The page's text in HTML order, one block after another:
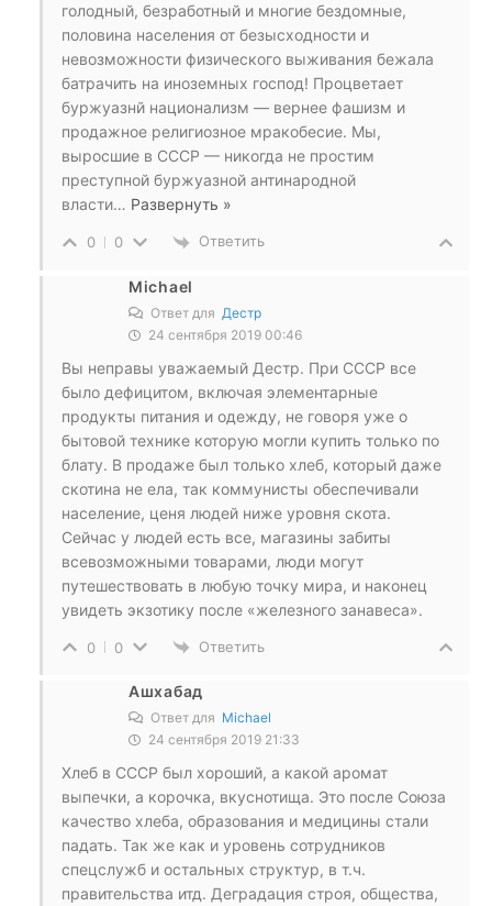
голодный, безработный и многие бездомные,
половина населения от безысходности и
невозможности физического выживания бежала
батрачить на иноземных господ! Процветает
буржуазнй национализм — вернее фашизм и
продажное религиозное мракобесие. Мы,
выросшие в СССР — никогда не простим
преступной буржуазной антинародной
власти… Развернуть »
0 0 Ответить
Michael
Ответ для Дестр
24 сентября 2019 00:46
Вы неправы уважаемый Дестр. При СССР все
было дефицитом, включая элементарные
продукты питания и одежду, не говоря уже о
бытовой технике которую могли купить только по
блату. В продаже был только хлеб, который даже
скотина не ела, так коммунисты обеспечивали
население, ценя людей ниже уровня скота.
Сейчас у людей есть все, магазины забиты
всевозможными товарами, люди могут
путешествовать в любую точку мира, и наконец
увидеть экзотику после «железного занавеса».
0 0 Ответить
Ашхабад
Ответ для Michael
24 сентября 2019 21:33
Хлеб в СССР был хороший, а какой аромат
выпечки, а корочка, вкуснотища. Это после Союза
качество хлеба, образования и медицины стали
падать. Так же как и уровень сотрудников
спецслужб и остальных структур, в т.ч.
правительства итд. Деградация строя, общества,